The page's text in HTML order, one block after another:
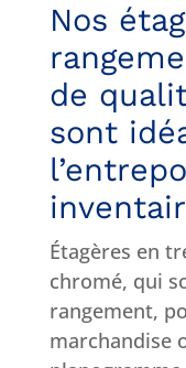
Nos
de
sont
Étagères en
chromé, qui
rangement,
marchandise